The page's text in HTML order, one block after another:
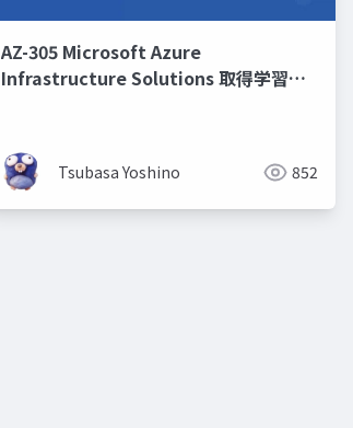
AZ-305 Microsoft Azure
Infrastructure Solutions 取得学習会
Tsubasa Yoshino 852